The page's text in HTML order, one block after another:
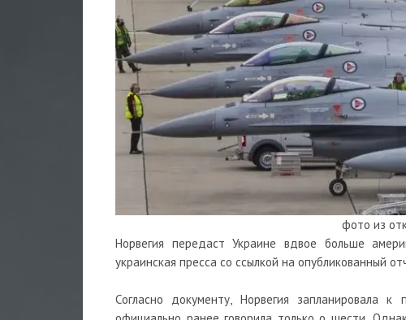
фото из
Норвегия передаст Украине вдвое больше
украинская пресса со ссылкой на опубликованный
Согласно документу, Норвегия запланировала